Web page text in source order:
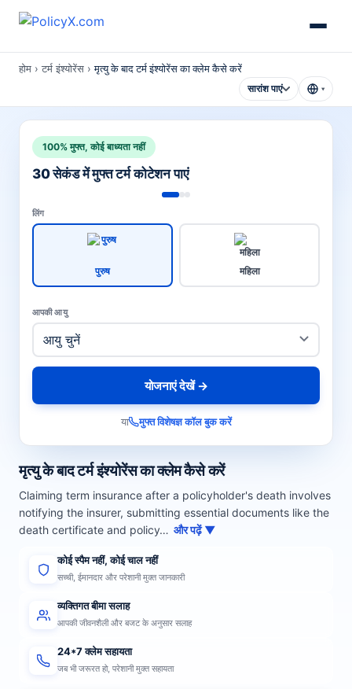
होम › टर्म इंश्योरेंस ›मृत्यु के बाद टर्म इंश्योरेंस का क्लेम कैसे करें
सारांश पाएं ▾
मृत्यु के बाद टर्म इंश्योरेंस का क्लेम कैसे करें
Claiming term insurance after a policyholder's death involves
notifying the insurer, submitting essential documents like the
death certificate and policy… और पढ़ें ▼
कोई स्पैम नहीं, कोई चाल नहीं
सच्ची, ईमानदार और परेशानी मुक्त जानकारी
व्यक्तिगत बीमा सलाह
आपकी जीवनशैली और बजट के अनुसार सलाह
24*7 क्लेम सहायता
जब भी जरूरत हो, परेशानी मुक्त सहायता
100% मुफ्त, कोई बाध्यता नहीं
30 सेकंड में मुफ्त टर्म कोटेशन पाएं
लिंग
पुरुष महिला
आपकी आयु
योजनाएं देखें →
या मुफ्त विशेषज्ञ कॉल बुक करें